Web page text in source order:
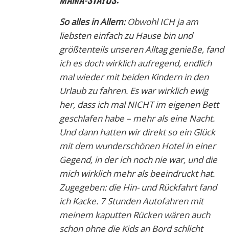
So alles in Allem:Obwohl ICH ja am
liebsten einfach zu Hause bin und
größtenteils unseren Alltag genieße, fand
ich es doch wirklich aufregend, endlich
mal wieder mit beiden Kindern in den
Urlaub zu fahren. Es war wirklich ewig
her, dass ich mal NICHT im eigenen Bett
geschlafen habe – mehr als eine Nacht.
Und dann hatten wir direkt so ein Glück
mit dem wunderschönen Hotel in einer
Gegend, in der ich noch nie war, und die
mich wirklich mehr als beeindruckt hat.
Zugegeben: die Hin- und Rückfahrt fand
ich Kacke. 7 Stunden Autofahren mit
meinem kaputten Rücken wären auch
schon ohne die Kids an Bord schlicht